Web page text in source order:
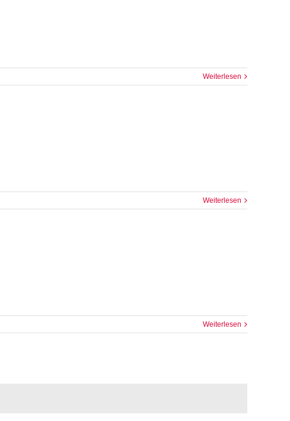
Weiterlesen
Weiterlesen
Weiterlesen